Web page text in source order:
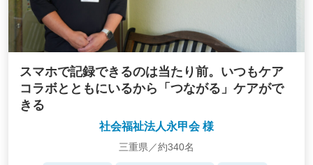
スマホで記録できるのは当たり前。いつもケア
コラボとともにいるから「つながる」ケアがで
きる
社会福祉法人永甲会 様
三重県／約340名